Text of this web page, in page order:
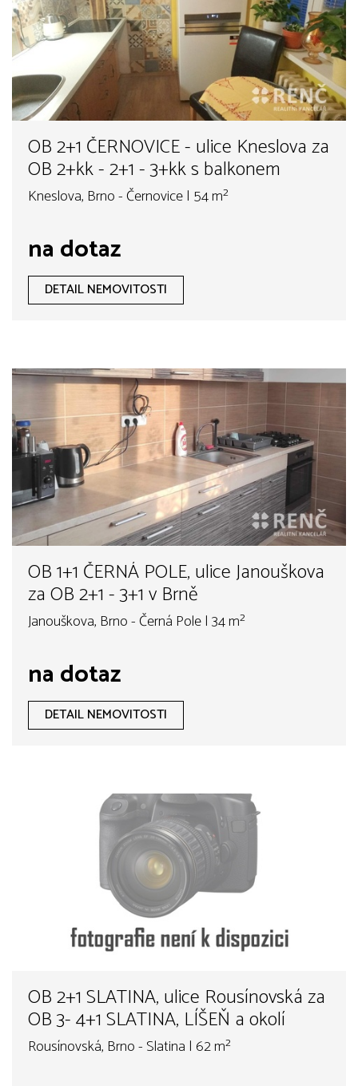
OB 2+1 ČERNOVICE - ulice Kneslova za
OB 2+kk - 2+1 - 3+kk s balkonem
Kneslova, Brno - Černovice | 54 m²
na dotaz
DETAIL NEMOVITOSTI
OB 1+1 ČERNÁ POLE, ulice Janouškova
za OB 2+1 - 3+1 v Brně
Janouškova, Brno - Černá Pole | 34 m²
na dotaz
DETAIL NEMOVITOSTI
OB 2+1 SLATINA, ulice Rousínovská za
OB 3- 4+1 SLATINA, LÍŠEŇ a okolí
Rousínovská, Brno - Slatina | 62 m²